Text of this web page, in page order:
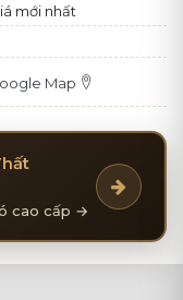
mới nhất
Map
cao cấp →